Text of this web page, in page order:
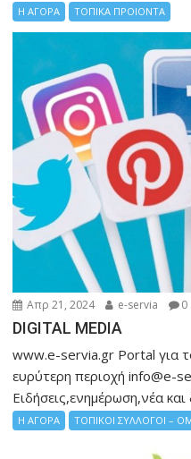
Η ΑΓΟΡΑ ΤΟΠΙΚΑ ΠΡΟΙΟΝΤΑ
Απρ 21, 2024 e-servia 0
DIGITAL MEDIA
www.e-servia.gr Portal για
ευρύτερη περιοχή info@e-
Ειδήσεις,ενημέρωση,νέα
Η ΑΓΟΡΑ ΤΟΠΙΚΟΙ ΣΥΛΛΟΓΟΙ –